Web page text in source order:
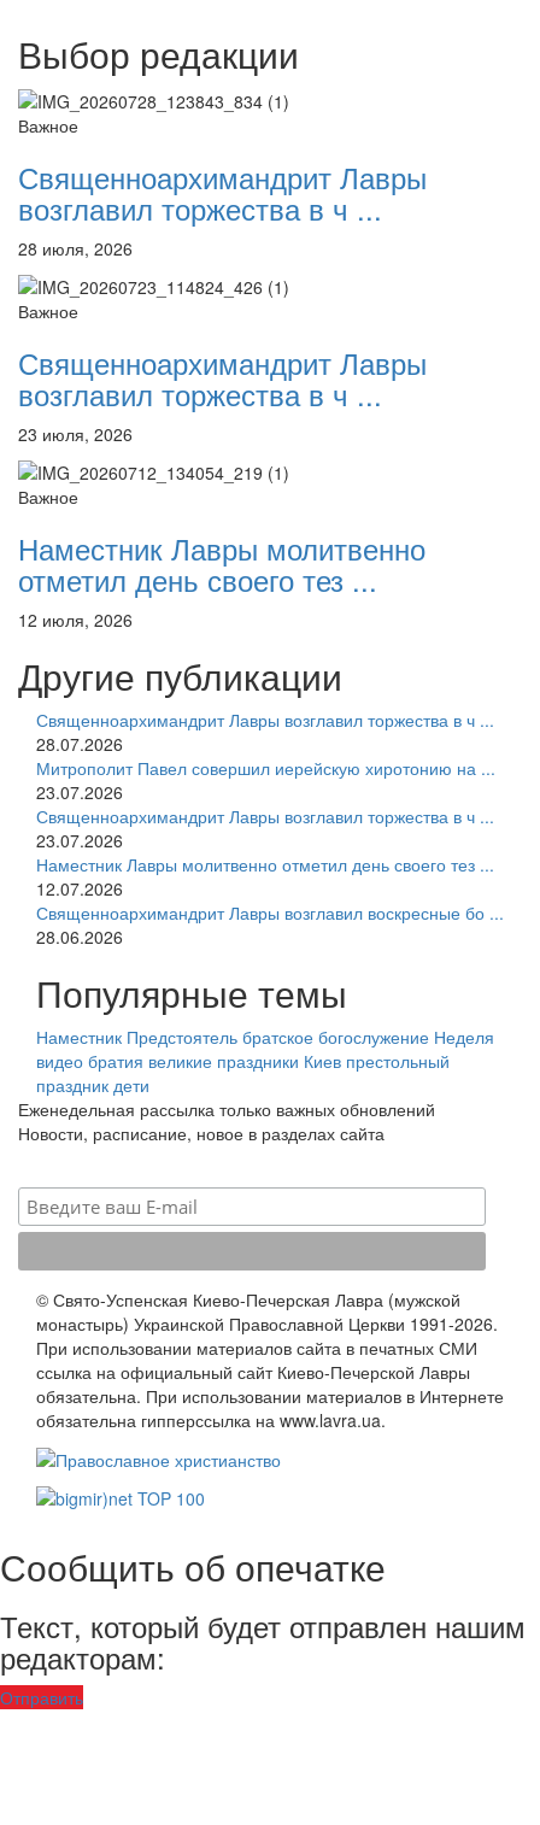
12 сентября 2015Название трансляции
12 сентября 2015 Название трансляции
12 сентября 2015Название трансляции
12 сентября 2015
Перейти к архиву
Выбор редакции
Важное
Священноархимандрит Лавры
возглавил торжества в ч ...
28 июля, 2026
Важное
Священноархимандрит Лавры
возглавил торжества в ч ...
23 июля, 2026
Важное
Наместник Лавры молитвенно
отметил день своего тез ...
12 июля, 2026
Другие публикации
Священноархимандрит Лавры возглавил торжества в ч ...
28.07.2026
Митрополит Павел совершил иерейскую хиротонию на ...
23.07.2026
Священноархимандрит Лавры возглавил торжества в ч ...
23.07.2026
Наместник Лавры молитвенно отметил день своего тез ...
12.07.2026
Священноархимандрит Лавры возглавил воскресные бо ...
28.06.2026
Популярные темы
Наместник Предстоятель братское богослужение Неделя
видео братия великие праздники Киев престольный
праздник дети
Еженедельная рассылка только важных обновлений
Новости, расписание, новое в разделах сайта
© Свято-Успенская Киево-Печерская Лавра (мужской
монастырь) Украинской Православной Церкви 1991-2026.
При использовании материалов сайта в печатных СМИ
ссылка на официальный сайт Киево-Печерской Лавры
обязательна. При использовании материалов в Интернете
обязательна гипперссылка на www.lavra.ua.
Сообщить об опечатке
Текст, который будет отправлен нашим
редакторам:
Отправить